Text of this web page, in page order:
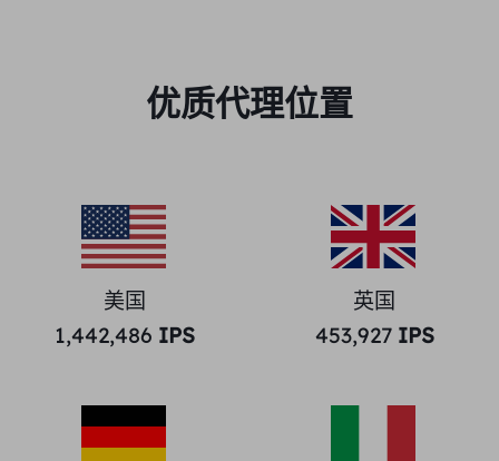
优质代理位置
美国
1,442,486 IPS
英国
453,927IPS